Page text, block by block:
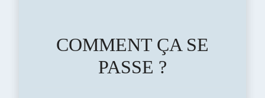
COMMENT ÇA SE
PASSE ?